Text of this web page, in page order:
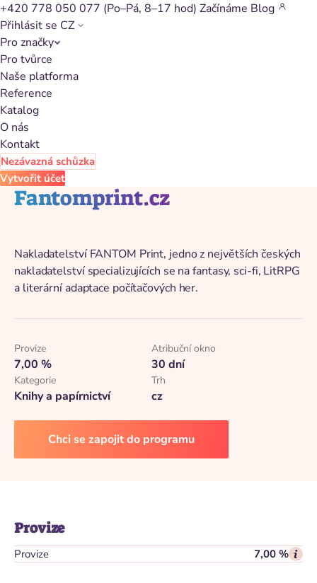
+420 778 050 077 (Po–Pá, 8–17 hod) Začínáme Blog
Přihlásit se CZ
Pro značky
Pro tvůrce
Naše platforma
Reference
Katalog
O nás
Kontakt
Nezávazná schůzka
Vytvořit účet
Zpět na katalog
Fantomprint.cz
Nakladatelství FANTOM Print, jedno z největších českých
nakladatelství specializujících se na fantasy, sci-fi, LitRPG
a literární adaptace počítačových her.
Provize
7,00 %
Atribuční okno
30 dní
Kategorie
Knihy a papírnictví
Trh
cz
Chci se zapojit do programu
Provize
Provize 7,00 %